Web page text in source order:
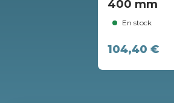
400 mm
En stock
104,40 €